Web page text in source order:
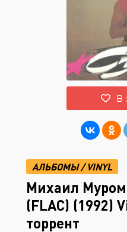
Или
В
АЛЬБОМЫ/VINYL
Михаил
(FLAC) (1992)
торрент